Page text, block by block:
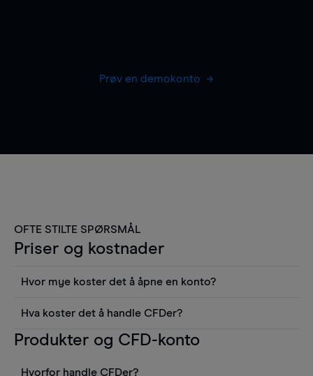
Prøv en demokonto
OFTE STILTE SPØRSMÅL
Priser og kostnader
Hvor mye koster det å åpne en konto?
markedet. Fra kontoen din kan du se
plattformen inkludert grafer, nyheter fra Reuters
Hva koster det å handle CFDer?
Det er en rekke kostnader å tenke på når man
finansieringskostnader (for handler holdt over
Produkter og CFD-konto
Hvorfor handle CFDer?